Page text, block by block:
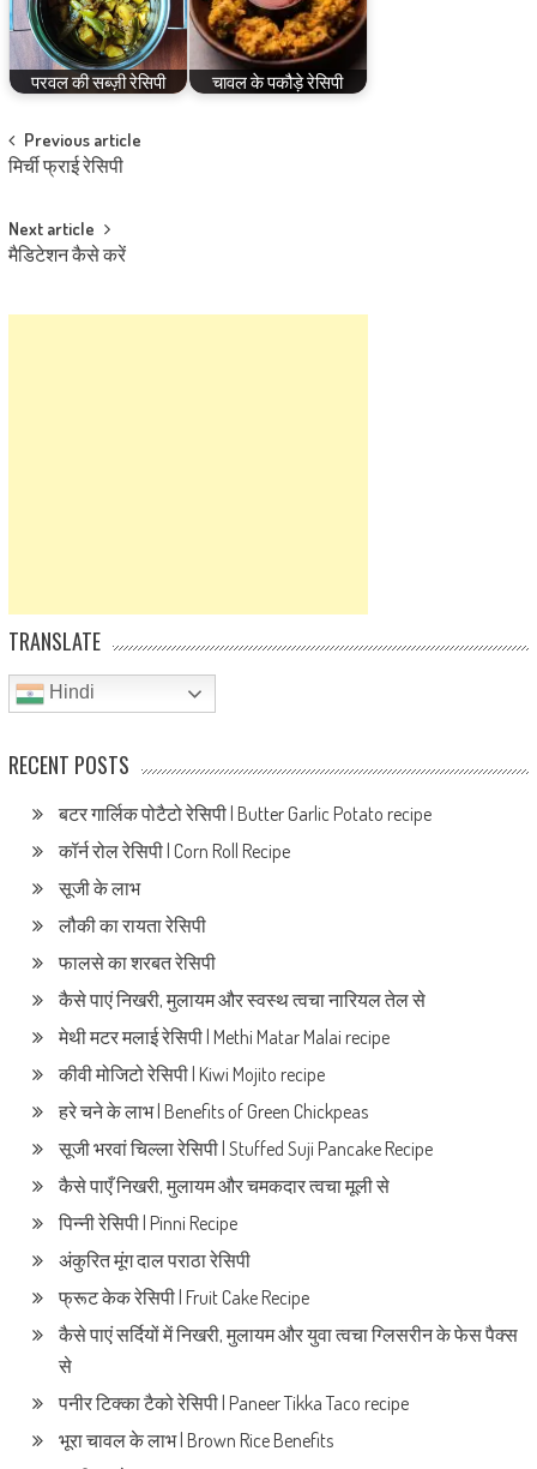
परवल की सब्ज़ी रेसिपी चावल के पकौड़े रेसिपी
Post
navigation
Previous article
मिर्ची फ्राई रेसिपी
Next article
मैडिटेशन कैसे करें
TRANSLATE
Hindi
RECENT POSTS
बटर गार्लिक पोटैटो रेसिपी | Butter Garlic Potato recipe
कॉर्न रोल रेसिपी | Corn Roll Recipe
सूजी के लाभ
लौकी का रायता रेसिपी
फालसे का शरबत रेसिपी
कैसे पाएं निखरी, मुलायम और स्वस्थ त्वचा नारियल तेल से
मेथी मटर मलाई रेसिपी | Methi Matar Malai recipe
कीवी मोजिटो रेसिपी | Kiwi Mojito recipe
हरे चने के लाभ | Benefits of Green Chickpeas
सूजी भरवां चिल्ला रेसिपी | Stuffed Suji Pancake Recipe
कैसे पाएँ निखरी, मुलायम और चमकदार त्वचा मूली से
पिन्नी रेसिपी | Pinni Recipe
अंकुरित मूंग दाल पराठा रेसिपी
फ्रूट केक रेसिपी | Fruit Cake Recipe
कैसे पाएं सर्दियों में निखरी, मुलायम और युवा त्वचा ग्लिसरीन के फेस पैक्स
से
पनीर टिक्का टैको रेसिपी | Paneer Tikka Taco recipe
भूरा चावल के लाभ | Brown Rice Benefits